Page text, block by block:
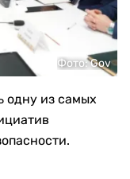
Фото: Gov
одну из самых